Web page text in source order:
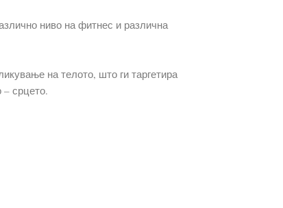
ниво на фитнес и различна
на телото, што ги таргетира
– срцето.